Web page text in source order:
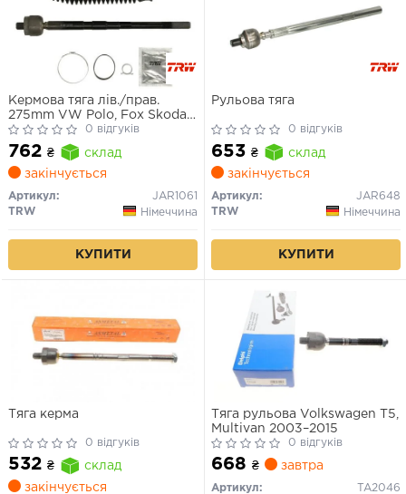
Кермова тяга лів./прав.
275mm VW Polo, Fox Skoda
Roomster, Fabia Seat Ibiza
Audi A2 1.2-2.0 99-08
0 відгуків
762 ₴
склад
закінчується
Артикул:
JAR1061
TRW
Німеччина
КУПИТИ
Рульова тяга
0 відгуків
653 ₴
склад
закінчується
Артикул:
JAR648
TRW
Німеччина
КУПИТИ
Тяга керма
0 відгуків
532 ₴
склад
закінчується
Тяга рульова Volkswagen T5,
Multivan 2003–2015
0 відгуків
668 ₴ завтра
Артикул:
TA2046